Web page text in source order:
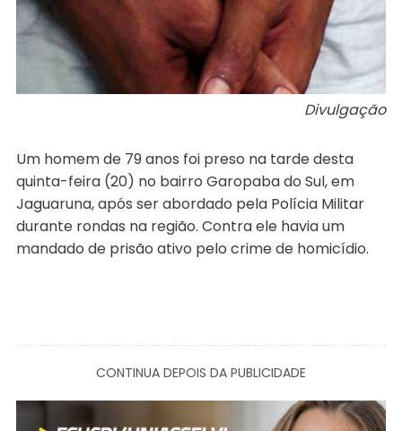
Divulgação
Um homem de 79 anos foi preso na tarde desta
quinta-feira (20) no bairro Garopaba do Sul, em
Jaguaruna, após ser abordado pela Polícia Militar
durante rondas na região. Contra ele havia um
mandado de prisão ativo pelo crime de homicídio.
CONTINUA DEPOIS DA PUBLICIDADE